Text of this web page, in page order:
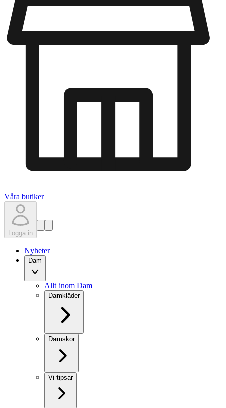
Våra butiker
Logga in
Nyheter
Dam
Allt inom Dam
Damkläder
Damskor
Vi tipsar